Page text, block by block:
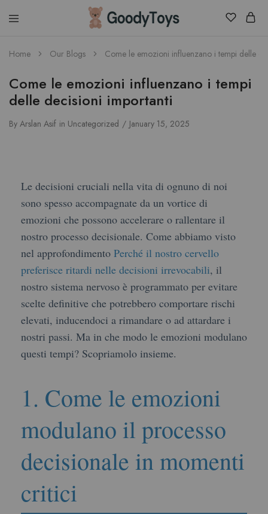
Children
Toys
Home Our Blogs Come le emozioni influenzano i tempi delle
Come le emozioni influenzano i tempi
delle decisioni importanti
By Arslan Asif in Uncategorized January 15, 2025
Le decisioni cruciali nella vita di ognuno di noi
sono spesso accompagnate da un vortice di
emozioni che possono accelerare o rallentare il
nostro processo decisionale. Come abbiamo visto
nel approfondimento Perché il nostro cervello
preferisce ritardi nelle decisioni irrevocabili, il
nostro sistema nervoso è programmato per evitare
scelte definitive che potrebbero comportare rischi
elevati, inducendoci a rimandare o ad attardare i
nostri passi. Ma in che modo le emozioni modulano
questi tempi? Scopriamolo insieme.
1. Come le emozioni
modulano il processo
decisionale in momenti
critici